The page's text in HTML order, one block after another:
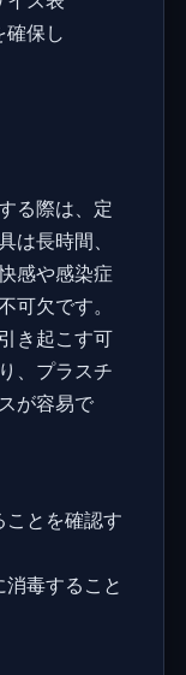
確保し
る際は、定
は長時間、
感や感染症
可欠です。
き起こす可
、プラスチ
が容易で
とを確認す
毒すること